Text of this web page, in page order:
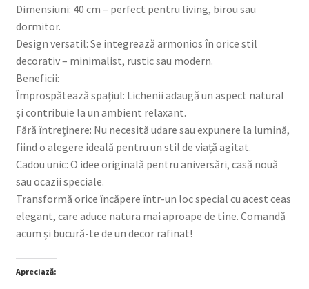
Dimensiuni: 40 cm – perfect pentru living, birou sau
dormitor.
Design versatil: Se integrează armonios în orice stil
decorativ – minimalist, rustic sau modern.
Beneficii:
Împrospătează spațiul: Lichenii adaugă un aspect natural
și contribuie la un ambient relaxant.
Fără întreținere: Nu necesită udare sau expunere la lumină,
fiind o alegere ideală pentru un stil de viață agitat.
Cadou unic: O idee originală pentru aniversări, casă nouă
sau ocazii speciale.
Transformă orice încăpere într-un loc special cu acest ceas
elegant, care aduce natura mai aproape de tine. Comandă
acum și bucură-te de un decor rafinat!
Apreciază: